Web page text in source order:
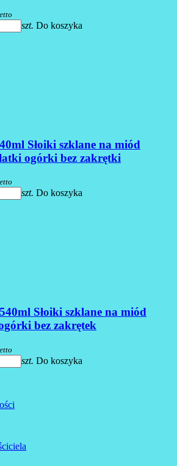
szt. Do koszyka
Słoiki szklane na miód
ogórki bez zakrętki
szt. Do koszyka
Słoiki szklane na miód
bez zakrętek
szt. Do koszyka